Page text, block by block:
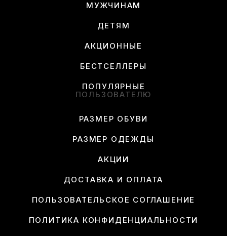
МУЖЧИНАМ
ДЕТЯМ
АКЦИОННЫЕ
БЕСТСЕЛЛЕРЫ
ПОПУЛЯРНЫЕ
ПОЛЬЗОВАТЕЛЮ
РАЗМЕР ОБУВИ
РАЗМЕР ОДЕЖДЫ
АКЦИИ
ДОСТАВКА И ОПЛАТА
ПОЛЬЗОВАТЕЛЬСКОЕ СОГЛАШЕНИЕ
ПОЛИТИКА КОНФИДЕНЦИАЛЬНОСТИ